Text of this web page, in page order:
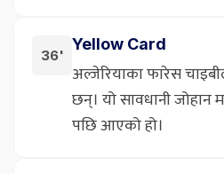
36'
Yellow Card
अल्जेरियाका फारेस
छन्। यो सावधानी जोहान
पछि आएको हो।